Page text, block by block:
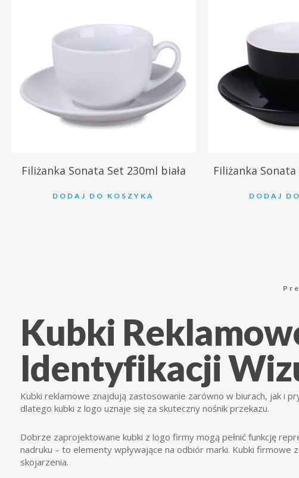
35.53 zł
Filiżanka Sonata Set 230ml biała
DODAJ DO KOSZYKA
35.53
Filiżanka
DODAJ
Kubki
Identyfikacji
Kubki reklamowe znajdują zastosowanie zarówno w biurach, jak i
dlatego kubki z logo uznaje się za skuteczny nośnik przekazu.
Dobrze zaprojektowane kubki z logo firmy mogą pełnić funkcję
nadruku – to elementy wpływające na odbiór marki. Kubki
skojarzenia.